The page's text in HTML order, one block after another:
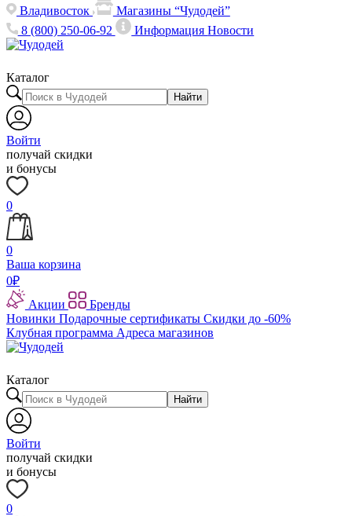
Владивосток
Магазины “Чудодей”
8 (800) 250-06-92
ИнформацияНовости
Каталог
Найти
Войти
получай скидки
и бонусы
0
0
Ваша корзина
0₽
Акции
Бренды
Новинки Подарочные сертификаты Скидки до -60%
Клубная программа Адреса магазинов
Каталог
Найти
Войти
получай скидки
и бонусы
0